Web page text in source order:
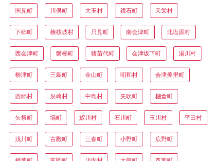
国見町 川俣町 大玉村 鏡石町 天栄村
下郷町 檜枝岐村 只見町 南会津町 北塩原村
西会津町 磐梯町 猪苗代町 会津坂下町 湯川村
柳津町 三島町 金山町 昭和村 会津美里町
西郷村 泉崎村 中島村 矢吹町 棚倉町
矢祭町 塙町 鮫川村 石川町 玉川村 平田村
浅川町 古殿町 三春町 小野町 広野町